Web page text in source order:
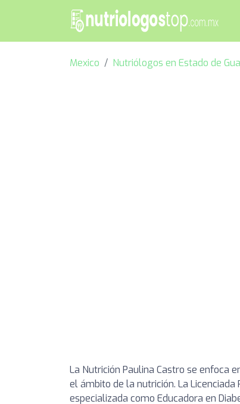
Mexico Nutriólogos en Estado de
La Nutrición Paulina Castro se enfoca
el ámbito de la nutrición. La Licenciada
especializada como Educadora en